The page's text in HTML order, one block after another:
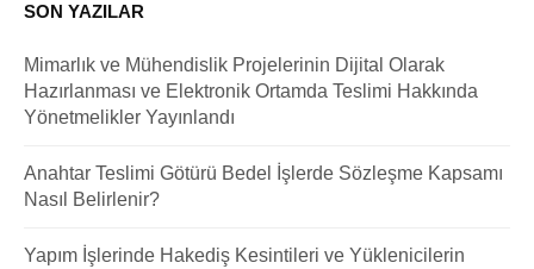
SON YAZILAR
Mimarlık ve Mühendislik Projelerinin Dijital Olarak
Hazırlanması ve Elektronik Ortamda Teslimi Hakkında
Yönetmelikler Yayınlandı
Anahtar Teslimi Götürü Bedel İşlerde Sözleşme Kapsamı
Nasıl Belirlenir?
Yapım İşlerinde Hakediş Kesintileri ve Yüklenicilerin